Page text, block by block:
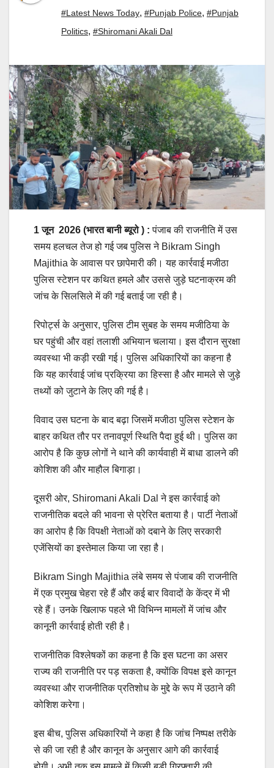
#Latest News Today, #Punjab Police, #Punjab
Politics, #Shiromani Akali Dal
1 जून 2026 (भारत बानी ब्यूरो ) : पंजाब की राजनीति में उस
समय हलचल तेज हो गई जब पुलिस ने Bikram Singh
Majithia के आवास पर छापेमारी की। यह कार्रवाई मजीठा
पुलिस स्टेशन पर कथित हमले और उससे जुड़े घटनाक्रम की
जांच के सिलसिले में की गई बताई जा रही है।
रिपोर्ट्स के अनुसार, पुलिस टीम सुबह के समय मजीठिया के
घर पहुंची और वहां तलाशी अभियान चलाया। इस दौरान सुरक्षा
व्यवस्था भी कड़ी रखी गई। पुलिस अधिकारियों का कहना है
कि यह कार्रवाई जांच प्रक्रिया का हिस्सा है और मामले से जुड़े
तथ्यों को जुटाने के लिए की गई है।
विवाद उस घटना के बाद बढ़ा जिसमें मजीठा पुलिस स्टेशन के
बाहर कथित तौर पर तनावपूर्ण स्थिति पैदा हुई थी। पुलिस का
आरोप है कि कुछ लोगों ने थाने की कार्यवाही में बाधा डालने की
कोशिश की और माहौल बिगाड़ा।
दूसरी ओर, Shiromani Akali Dal ने इस कार्रवाई को
राजनीतिक बदले की भावना से प्रेरित बताया है। पार्टी नेताओं
का आरोप है कि विपक्षी नेताओं को दबाने के लिए सरकारी
एजेंसियों का इस्तेमाल किया जा रहा है।
Bikram Singh Majithia लंबे समय से पंजाब की राजनीति
में एक प्रमुख चेहरा रहे हैं और कई बार विवादों के केंद्र में भी
रहे हैं। उनके खिलाफ पहले भी विभिन्न मामलों में जांच और
कानूनी कार्रवाई होती रही है।
राजनीतिक विश्लेषकों का कहना है कि इस घटना का असर
राज्य की राजनीति पर पड़ सकता है, क्योंकि विपक्ष इसे कानून
व्यवस्था और राजनीतिक प्रतिशोध के मुद्दे के रूप में उठाने की
कोशिश करेगा।
इस बीच, पुलिस अधिकारियों ने कहा है कि जांच निष्पक्ष तरीके
से की जा रही है और कानून के अनुसार आगे की कार्रवाई